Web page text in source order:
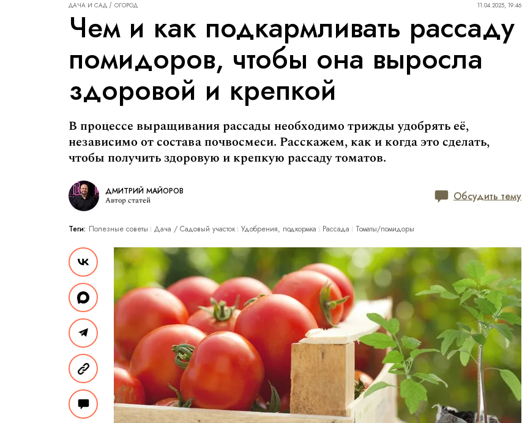
ДАЧА И САД ОГОРОД 11.04.2025, 19:46
Чем и как подкармливать рассаду
помидоров, чтобы она выросла
здоровой и крепкой
В процессе выращивания рассады необходимо трижды удобрять её,
независимо от состава почвосмеси. Расскажем, как и когда это сделать,
чтобы получить здоровую и крепкую рассаду томатов.
ДМИТРИЙ МАЙОРОВ
Автор статей Обсудить тему
Теги: Полезные советы Дача / Cадовый участок Удобрения, подкормка Рассада Томаты/помидоры